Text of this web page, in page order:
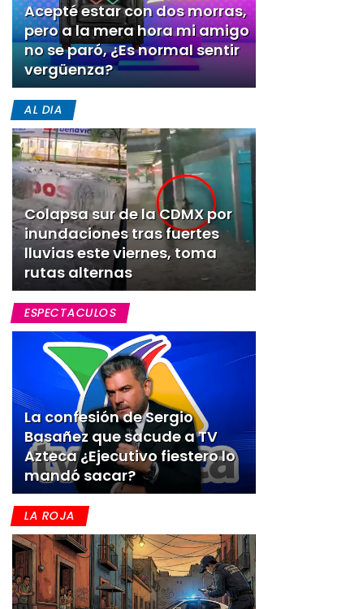
Acepté estar con dos morras,
pero a la mera hora mi amigo
no se paró, ¿Es normal sentir
vergüenza?
AL DIA
Colapsa sur de la CDMX por
inundaciones tras fuertes
lluvias este viernes, toma
rutas alternas
ESPECTACULOS
La confesión de Sergio
Basañez que sacude a TV
Azteca ¿Ejecutivo fiestero lo
mandó sacar?
LA ROJA